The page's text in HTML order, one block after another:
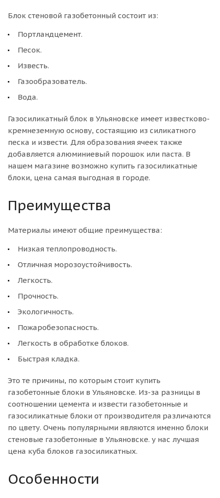
Блок стеновой газобетонный состоит из:
Портландцемент.
Песок.
Известь.
Газообразователь.
Вода.
Газосиликатный блок в Ульяновске имеет известково-
кремнеземную основу, состаящию из силикатного
песка и извести. Для образования ячеек также
добавляется алюминиевый порошок или паста. В
нашем магазине возможно купить газосиликатные
блоки, цена самая выгодная в городе.
Преимущества
Материалы имеют общие преимущества:
Низкая теплопроводность.
Отличная морозоустойчивость.
Легкость.
Прочность.
Экологичность.
Пожаробезопасность.
Легкость в обработке блоков.
Быстрая кладка.
Это те причины, по которым стоит купить
газобетонные блоки в Ульяновске. Из-за разницы в
соотношении цемента и извести газобетонные и
газосиликатные блоки от производителя различаются
по цвету. Очень популярными являются именно блоки
стеновые газобетонные в Ульяновске. у нас лучшая
цена куба блоков газосиликатных.
Особенности